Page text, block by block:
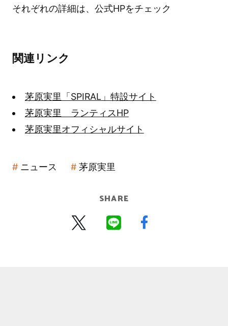
それぞれの詳細は、公式HPをチェック
関連リンク
茅原実里「SPIRAL」特設サイト
茅原実里 ランティスHP
茅原実里オフィシャルサイト
ニュース 茅原実里
SHARE